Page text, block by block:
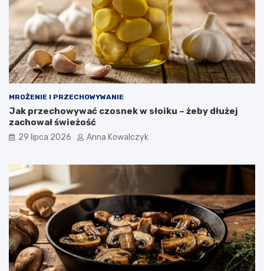
MROŻENIE I PRZECHOWYWANIE
Jak przechowywać czosnek w słoiku – żeby dłużej
zachował świeżość
29 lipca 2026 Anna Kowalczyk